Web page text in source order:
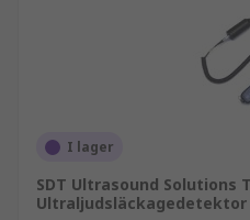
I lager
SDT Ultrasound Solutions
Ultraljudsläckagedetektor